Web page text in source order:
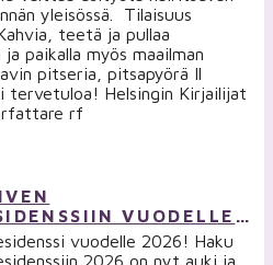
yleisössä. Tilaisuus
teetä ja pullaa
paikalla myös maailman
pitseria, pitsapyörä Il
tervetuloa! Helsingin Kirjailijat
rf
VUODELLE
vuodelle 2026! Haku
2026 on nyt auki ja